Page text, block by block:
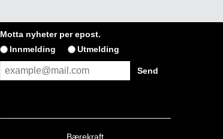
Motta nyheter per epost.
Innmelding
Utmelding
Bærekraft